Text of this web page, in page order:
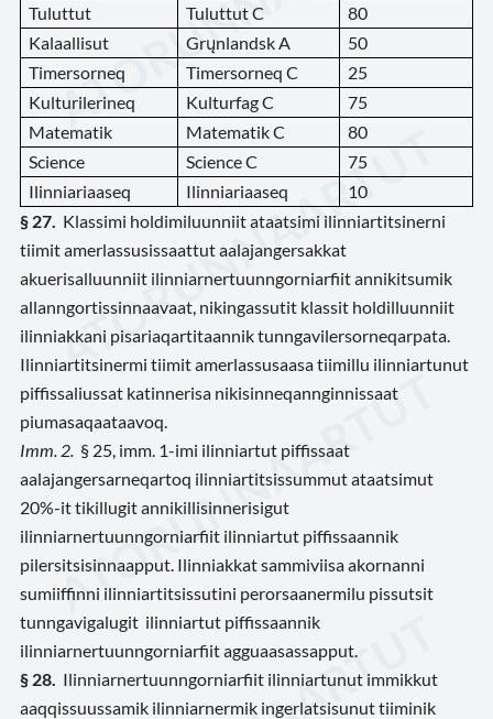
Tuluttut
Tuluttut C
80
Kalaallisut
Grųnlandsk A
50
Timersorneq
Timersorneq C
25
Kulturilerineq
Kulturfag C
75
Matematik
Matematik C
80
Science
Science C
75
Ilinniariaaseq
Ilinniariaaseq
10
§ 27. Klassimi holdimiluunniit ataatsimi ilinniartitsinerni
tiimit amerlassusissaattut aalajangersakkat
akuerisalluunniit ilinniarnertuunngorniarfiit annikitsumik
allanngortissinnaavaat, nikingassutit klassit holdilluunniit
ilinniakkani pisariaqartitaannik tunngavilersorneqarpata.
Ilinniartitsinermi tiimit amerlassusaasa tiimillu ilinniartunut
piffissaliussat katinnerisa nikisinneqannginnissaat
piumasaqaataavoq.
Imm. 2. § 25, imm. 1-imi ilinniartut piffissaat
aalajangersarneqartoq ilinniartitsissummut ataatsimut
20%-it tikillugit annikillisinnerisigut
ilinniarnertuunngorniarfiit ilinniartut piffissaannik
pilersitsisinnaapput. Ilinniakkat sammiviisa akornanni
sumiiffinni ilinniartitsissutini perorsaanermilu pissutsit
tunngavigalugit ilinniartut piffissaannik
ilinniarnertuunngorniarfiit agguaasassapput.
§ 28. Ilinniarnertuunngorniarfiit ilinniartunut immikkut
aaqqissuussamik ilinniarnermik ingerlatsisunut tiiminik